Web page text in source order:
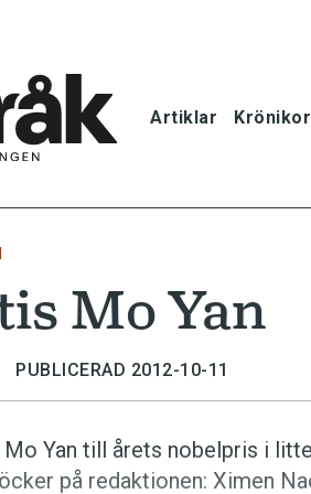
Artiklar Krönikor
Krönikor
Språkfrågor
Mo Yan
PUBLICERAD 2012-10-11
Yan till årets nobelpris i
på redaktionen: Ximen